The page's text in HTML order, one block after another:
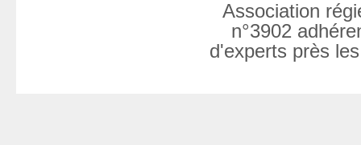
Association
n°3902
d'experts près